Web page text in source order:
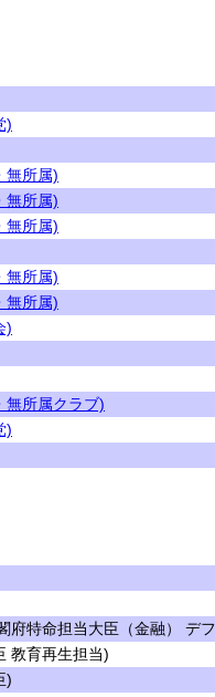
)
無所属)
無所属)
無所属)
無所属)
無所属)
)
無所属クラブ)
)
府特命担当大臣（金融） デ
教育再生担当)
)